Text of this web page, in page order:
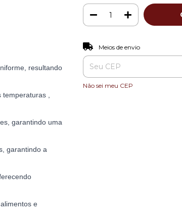
resultando
,
garantindo uma
garantindo a
e
Entregas para o CEP:
Meios de envio
Não sei meu CEP